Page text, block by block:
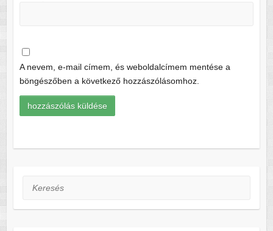
A nevem, e-mail címem, és weboldalcímem mentése a
böngészőben a következő hozzászólásomhoz.
Keresés